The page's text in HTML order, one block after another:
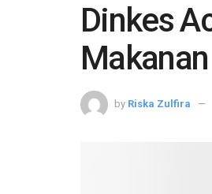
Dinkes
by Riska Zulfira